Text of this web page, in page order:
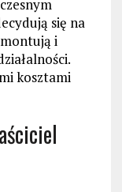
się na
i
kosztami